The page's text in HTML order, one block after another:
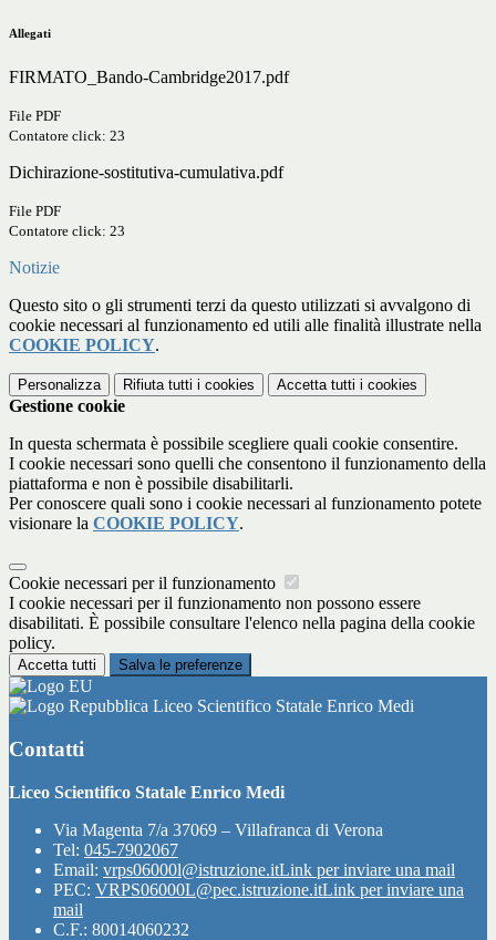
Allegati
FIRMATO_Bando-Cambridge2017.pdf
File PDF
Contatore click: 23
Dichirazione-sostitutiva-cumulativa.pdf
File PDF
Contatore click: 23
Notizie
Questo sito o gli strumenti terzi da questo utilizzati si avvalgono di
cookie necessari al funzionamento ed utili alle finalità illustrate nella
COOKIE POLICY.
Personalizza Rifiuta tutti i cookies Accetta tutti i cookies
Gestione cookie
In questa schermata è possibile scegliere quali cookie consentire.
I cookie necessari sono quelli che consentono il funzionamento della
piattaforma e non è possibile disabilitarli.
Per conoscere quali sono i cookie necessari al funzionamento potete
visionare la COOKIE POLICY.
Cookie necessari per il funzionamento
I cookie necessari per il funzionamento non possono essere
disabilitati. È possibile consultare l'elenco nella pagina della cookie
policy.
Accetta tutti Salva le preferenze
Liceo Scientifico Statale Enrico Medi
Contatti
Liceo Scientifico Statale Enrico Medi
Via Magenta 7/a 37069 – Villafranca di Verona
Tel: 045-7902067
Email: vrps06000l@istruzione.itLink per inviare una mail
PEC: VRPS06000L@pec.istruzione.itLink per inviare una
mail
C.F.: 80014060232